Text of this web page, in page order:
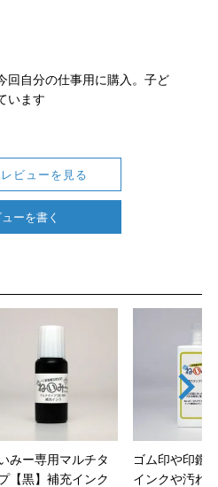
回自分の仕事用に購入。子ど
います
ビューを見る
ーを書く
みー専用マルチタ
【黒】補充インク
ゴム印や印鑑
インクや汚れ